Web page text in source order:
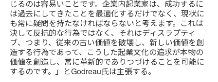
じるのは容易いことです。企業内起業家は、成功するに
は過去にしてきたことを最適化するだけでなく、現状に
も常に疑問を持たなければならないと考えます。これは
決して反抗的な行為ではなく、それはディスラプティ
ブ、つまり、従来の古い価値を破壊し、新しい価値を創
造する行為であって、こうした起業文化の追求が本物の
価値を創造し、常に革新的でありつづけることを可能に
するのです。」とGodreau氏は主張する。